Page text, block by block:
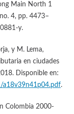
Main North 1
4, pp. 4473–
y.
y M. Lema,
en ciudades
Disponible en:
a18v39n41p04.pdf.
Colombia 2000-